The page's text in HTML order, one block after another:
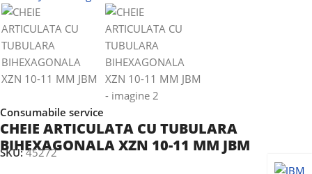
Consumabile service
CHEIE ARTICULATA CU TUBULARA
BIHEXAGONALA XZN 10-11 MM JBM
SKU:45272